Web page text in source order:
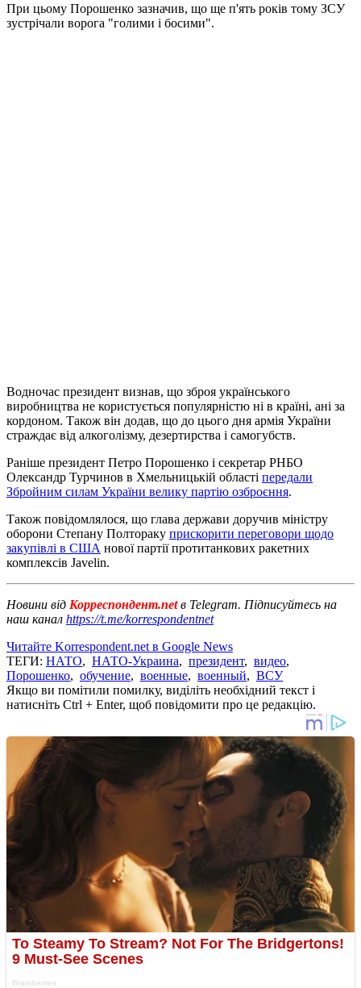
При цьому Порошенко зазначив, що ще п'ять років тому ЗСУ
зустрічали ворога "голими і босими".
Водночас президент визнав, що зброя українського
виробництва не користується популярністю ні в країні, ані за
кордоном. Також він додав, що до цього дня армія України
страждає від алкоголізму, дезертирства і самогубств.
Раніше президент Петро Порошенко і секретар РНБО
Олександр Турчинов в Хмельницькій області передали
Збройним силам України велику партію озброєння.
Також повідомлялося, що глава держави доручив міністру
оборони Степану Полтораку прискорити переговори щодо
закупівлі в США нової партії протитанкових ракетних
комплексів Javelin.
Новини від Корреспондент.netв Telegram. Підписуйтесь на
наш канал https://t.me/korrespondentnet
Читайте Korrespondent.net в Google News
ТЕГИ: НАТО, НАТО-Украина, президент, видео,
Порошенко, обучение, военные, военный, ВСУ
Якщо ви помітили помилку, виділіть необхідний текст і
натисніть Ctrl + Enter, щоб повідомити про це редакцію.